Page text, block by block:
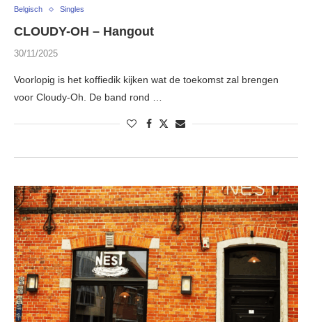
Belgisch Singles
CLOUDY-OH – Hangout
30/11/2025
Voorlopig is het koffiedik kijken wat de toekomst zal brengen
voor Cloudy-Oh. De band rond …